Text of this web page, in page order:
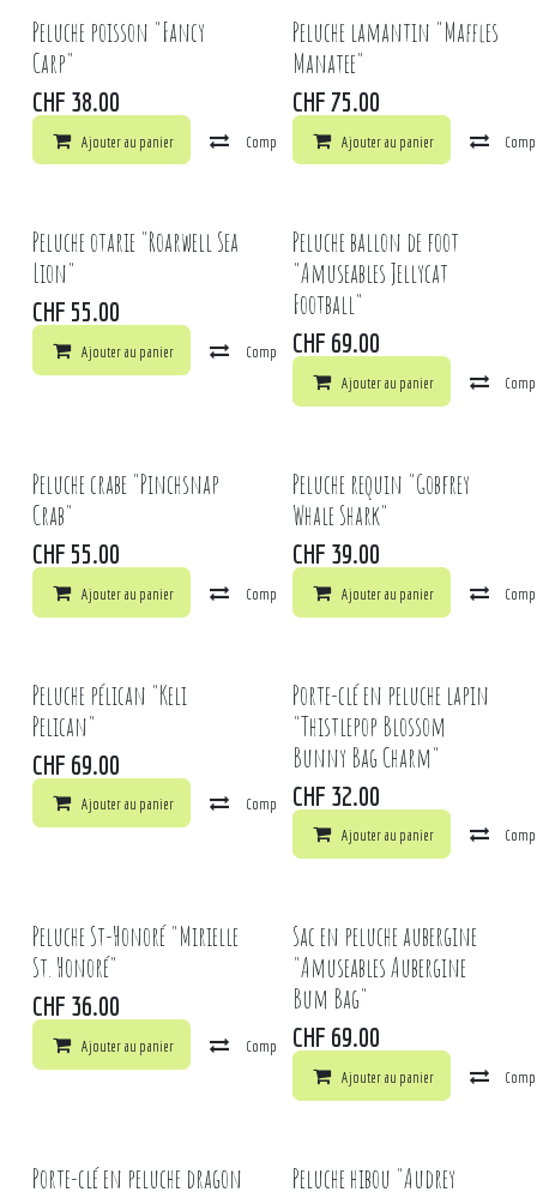
Peluche poisson "Fancy
Carp"
CHF 38.00
Ajouter au panier Comparer Ajouter à la liste de souhaits
Peluche lamantin "Maffles
Manatee"
CHF 75.00
Ajouter au panier
Peluche otarie "Roarwell Sea
Lion"
CHF 55.00
Ajouter au panier Comparer Ajouter à la liste de souhaits
Peluche ballon de foot
"Amuseables Jellycat
Football"
CHF 69.00
Ajouter au panier
Peluche crabe "Pinchsnap
Crab"
CHF 55.00
Ajouter au panier Comparer Ajouter à la liste de souhaits
Peluche requin "Gobfrey
Whale Shark"
CHF 39.00
Ajouter au panier
Peluche pélican "Keli
Pelican"
CHF 69.00
Ajouter au panier Comparer Ajouter à la liste de souhaits
Porte-clé en peluche lapin
"Thistlepop Blossom
Bunny Bag Charm"
CHF 32.00
Ajouter au panier
Peluche St-Honoré "Mirielle
St. Honoré"
CHF 36.00
Ajouter au panier Comparer Ajouter à la liste de souhaits
Sac en peluche aubergine
"Amuseables Aubergine
Bum Bag"
CHF 69.00
Ajouter au panier
Porte-clé en peluche dragon
Peluche hibou "Audrey